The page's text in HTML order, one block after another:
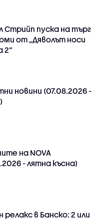
Стрийп пуска на търг
от „Дяволът носи
2“
новини (07.08.2026 -
на NOVA
- лятна късна)
релакс в Банско: 2 или